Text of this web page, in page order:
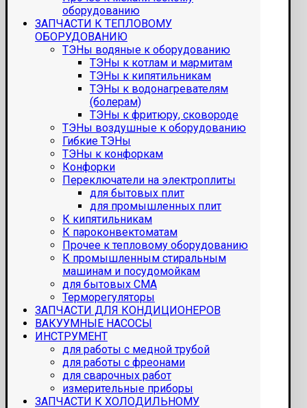
оборудованию
ЗАПЧАСТИ К ТЕПЛОВОМУ
ОБОРУДОВАНИЮ
ТЭНы водяные к оборудованию
ТЭНы к котлам и мармитам
ТЭНы к кипятильникам
ТЭНы к водонагревателям
(болерам)
ТЭНы к фритюру, сковороде
ТЭНы воздушные к оборудованию
Гибкие ТЭНы
ТЭНы к конфоркам
Конфорки
Переключатели на электроплиты
для бытовых плит
для промышленных плит
К кипятильникам
К пароконвектоматам
Прочее к тепловому оборудованию
К промышленным стиральным
машинам и посудомойкам
для бытовых СМА
Терморегуляторы
ЗАПЧАСТИ ДЛЯ КОНДИЦИОНЕРОВ
ВАКУУМНЫЕ НАСОСЫ
ИНСТРУМЕНТ
для работы с медной трубой
для работы с фреонами
для сварочных работ
измерительные приборы
ЗАПЧАСТИ К ХОЛОДИЛЬНОМУ